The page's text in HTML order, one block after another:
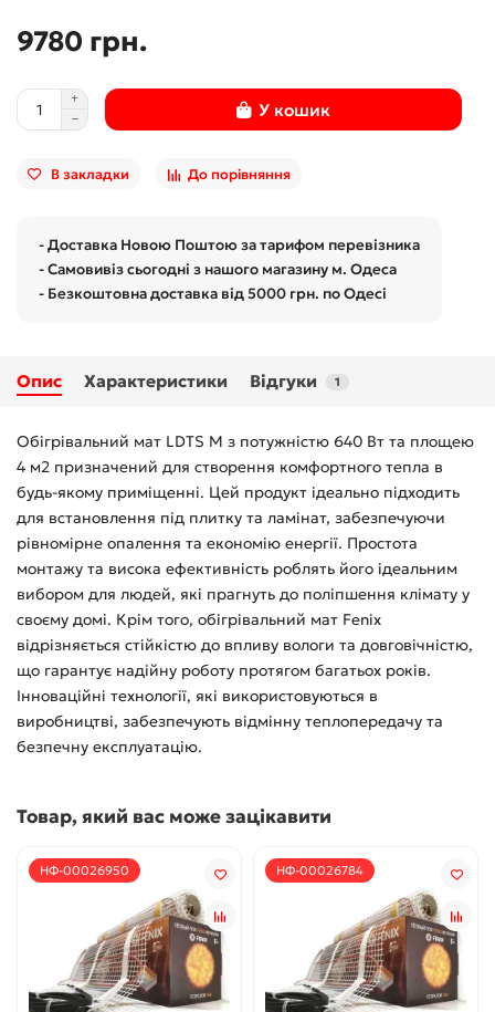
9780 грн.
У кошик
В закладки До порівняння
- Доставка Новою Поштою за тарифом перевізника
- Самовивіз сьогодні з нашого магазину м. Одеса
- Безкоштовна доставка від 5000 грн. по Одесі
Опис Характеристики Відгуки 1
Обігрівальний мат LDTS M з потужністю 640 Вт та площею
4 м2 призначений для створення комфортного тепла в
будь-якому приміщенні. Цей продукт ідеально підходить
для встановлення під плитку та ламінат, забезпечуючи
рівномірне опалення та економію енергії. Простота
монтажу та висока ефективність роблять його ідеальним
вибором для людей, які прагнуть до поліпшення клімату у
своєму домі. Крім того, обігрівальний мат Fenix
відрізняється стійкістю до впливу вологи та довговічністю,
що гарантує надійну роботу протягом багатьох років.
Інноваційні технології, які використовуються в
виробництві, забезпечують відмінну теплопередачу та
безпечну експлуатацію.
Товар, який вас може зацікавити
НФ-00026950 НФ-00026784